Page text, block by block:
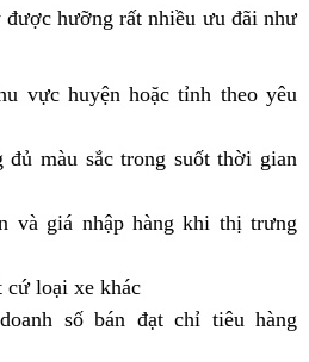
hưỡng rất nhiều ưu đãi như
vực huyện hoặc tỉnh theo yêu
màu sắc trong suốt thời gian
và giá nhập hàng khi thị trưng
cứ loại xe khác
số bán đạt chỉ tiêu hàng